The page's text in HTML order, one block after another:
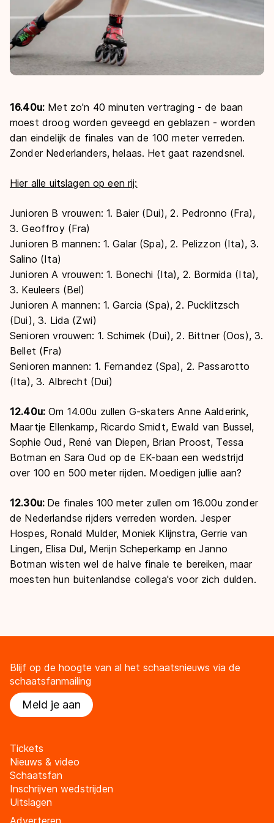
16.40u: Met zo'n 40 minuten vertraging - de baan
moest droog worden geveegd en geblazen - worden
dan eindelijk de finales van de 100 meter verreden.
Zonder Nederlanders, helaas. Het gaat razendsnel.
Hier alle uitslagen op een rij:
Junioren B vrouwen: 1. Baier (Dui), 2. Pedronno (Fra),
3. Geoffroy (Fra)
Junioren B mannen: 1. Galar (Spa), 2. Pelizzon (Ita), 3.
Salino (Ita)
Junioren A vrouwen: 1. Bonechi (Ita), 2. Bormida (Ita),
3. Keuleers (Bel)
Junioren A mannen: 1. Garcia (Spa), 2. Pucklitzsch
(Dui), 3. Lida (Zwi)
Senioren vrouwen: 1. Schimek (Dui), 2. Bittner (Oos), 3.
Bellet (Fra)
Senioren mannen: 1. Fernandez (Spa), 2. Passarotto
(Ita), 3. Albrecht (Dui)
12.40u: Om 14.00u zullen G-skaters Anne Aalderink,
Maartje Ellenkamp, Ricardo Smidt, Ewald van Bussel,
Sophie Oud, René van Diepen, Brian Proost, Tessa
Botman en Sara Oud op de EK-baan een wedstrijd
over 100 en 500 meter rijden. Moedigen jullie aan?
12.30u: De finales 100 meter zullen om 16.00u zonder
de Nederlandse rijders verreden worden. Jesper
Hospes, Ronald Mulder, Moniek Klijnstra, Gerrie van
Lingen, Elisa Dul, Merijn Scheperkamp en Janno
Botman wisten wel de halve finale te bereiken, maar
moesten hun buitenlandse collega's voor zich dulden.
Blijf op de hoogte van al het schaatsnieuws via de
schaatsfanmailing
Meld je aan
Tickets
Nieuws & video
Schaatsfan
Inschrijven wedstrijden
Uitslagen
Adverteren